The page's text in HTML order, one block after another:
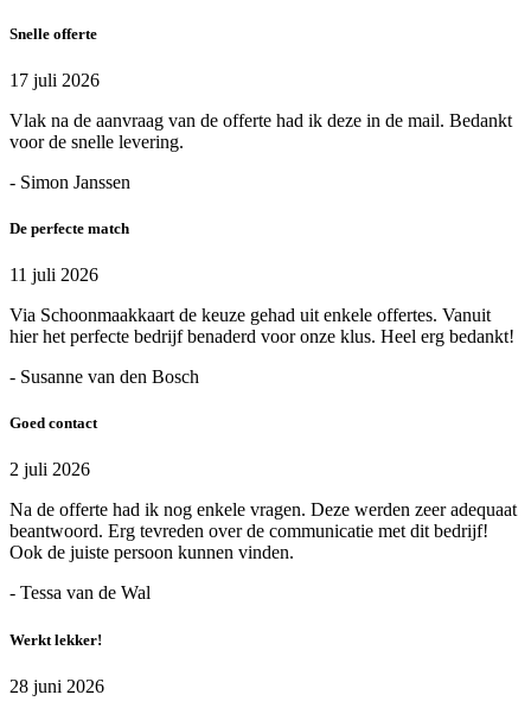
Snelle offerte
17 juli 2026
Vlak na de aanvraag van de offerte had ik deze in de mail. Bedankt
voor de snelle levering.
- Simon Janssen
De perfecte match
11 juli 2026
Via Schoonmaakkaart de keuze gehad uit enkele offertes. Vanuit
hier het perfecte bedrijf benaderd voor onze klus. Heel erg bedankt!
- Susanne van den Bosch
Goed contact
2 juli 2026
Na de offerte had ik nog enkele vragen. Deze werden zeer adequaat
beantwoord. Erg tevreden over de communicatie met dit bedrijf!
Ook de juiste persoon kunnen vinden.
- Tessa van de Wal
Werkt lekker!
28 juni 2026